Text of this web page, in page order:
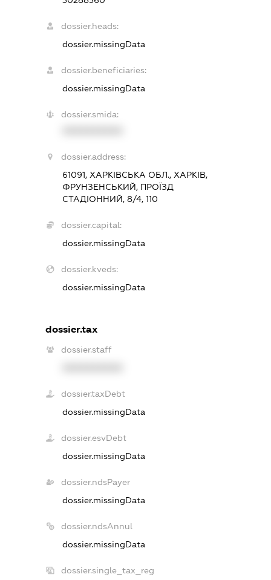
dossier.heads:
dossier.missingData
dossier.beneficiaries:
dossier.missingData
dossier.smida:
dossier.address:
61091, ХАРКІВСЬКА ОБЛ., ХАРКІВ,
ФРУНЗЕНСЬКИЙ, ПРОЇЗД
СТАДІОННИЙ, 8/4, 110
dossier.capital:
dossier.missingData
dossier.kveds:
dossier.missingData
dossier.tax
dossier.staff
dossier.taxDebt
dossier.missingData
dossier.esvDebt
dossier.missingData
dossier.ndsPayer
dossier.missingData
dossier.ndsAnnul
dossier.missingData
dossier.single_tax_reg